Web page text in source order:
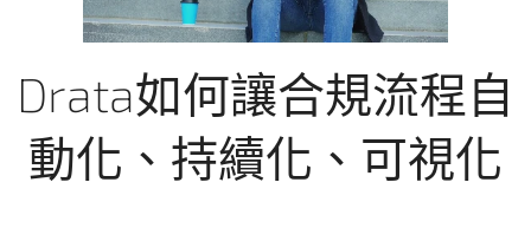
Drata如何讓合規流程自
動化、持續化、可視化